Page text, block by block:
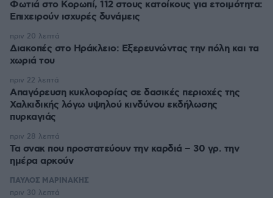
Φωτιά στο Κορωπί, 112 στους κατοίκους για ετοιμότητα:
Επιχειρούν ισχυρές δυνάμεις
Διακοπές στο Ηράκλειο: Εξερευνώντας την πόλη και τα
χωριά του
πριν 20 λεπτά
Απαγόρευση κυκλοφορίας σε δασικές περιοχές της
Χαλκιδικής λόγω υψηλού κινδύνου εκδήλωσης
πυρκαγιάς
πριν 22 λεπτά
Τα σνακ που προστατεύουν την καρδιά – 30 γρ. την
ημέρα αρκούν
πριν 28 λεπτά
ΠΑΥΛΟΣ ΜΑΡΙΝΑΚΗΣ
πριν 30 λεπτά